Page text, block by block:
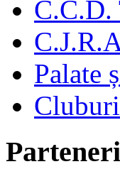
C.C.D.
Palate